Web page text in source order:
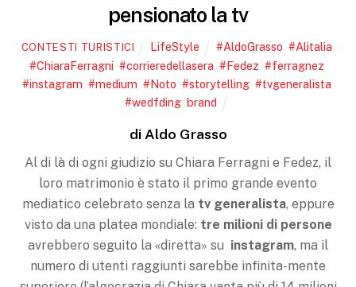
pensionato la tv
CONTESTI TURISTICI LifeStyle #AldoGrasso ,#Alitalia
#ChiaraFerragni #corrieredellasera #Fedez #ferragnez
#instagram #medium #Noto #storytelling #tvgeneralista
#wedfding ,brand
di Aldo Grasso
Al di là di ogni giudizio su Chiara Ferragni e Fedez, il
loro matrimonio è stato il primo grande evento
mediatico celebrato senza la tv generalista, eppure
visto da una platea mondiale: tre milioni di persone
avrebbero seguito la «diretta» su instagram, ma il
numero di utenti raggiunti sarebbe infinita-mente